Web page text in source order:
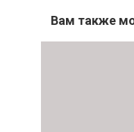
Вам также